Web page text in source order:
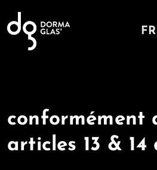
FR
conformément
articles 13 & 14